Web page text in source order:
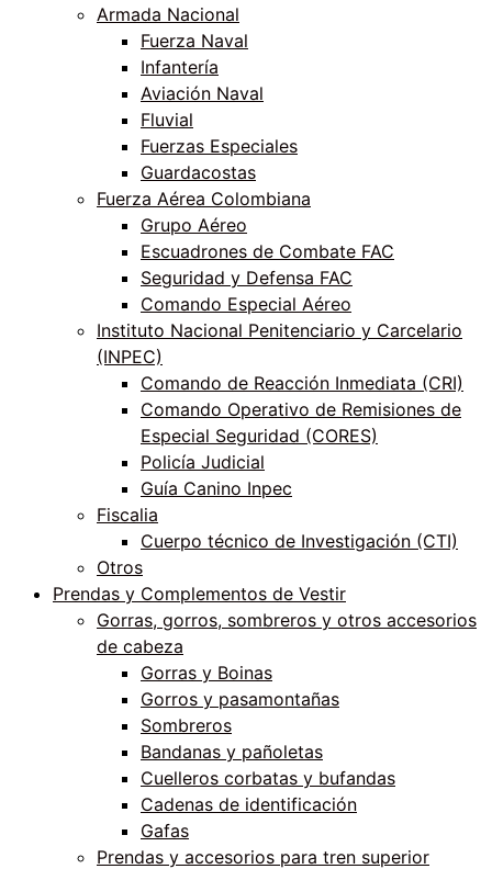
Armada Nacional
Fuerza Naval
Infantería
Aviación Naval
Fluvial
Fuerzas Especiales
Guardacostas
Fuerza Aérea Colombiana
Grupo Aéreo
Escuadrones de Combate FAC
Seguridad y Defensa FAC
Comando Especial Aéreo
Instituto Nacional Penitenciario y Carcelario
(INPEC)
Comando de Reacción Inmediata (CRI)
Comando Operativo de Remisiones de
Especial Seguridad (CORES)
Policía Judicial
Guía Canino Inpec
Fiscalia
Cuerpo técnico de Investigación (CTI)
Otros
Prendas y Complementos de Vestir
Gorras, gorros, sombreros y otros accesorios
de cabeza
Gorras y Boinas
Gorros y pasamontañas
Sombreros
Bandanas y pañoletas
Cuelleros corbatas y bufandas
Cadenas de identificación
Gafas
Prendas y accesorios para tren superior